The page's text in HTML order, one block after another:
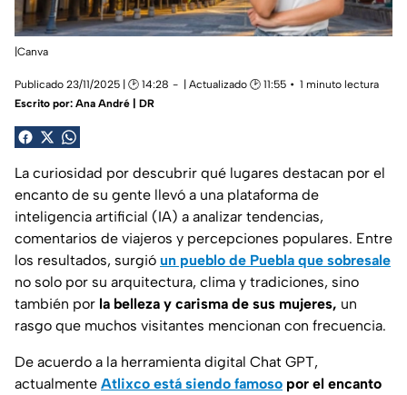
|Canva
Publicado 23/11/2025 | 🕑 14:28 | Actualizado 🕑 11:55
1 minuto lectura
Escrito por: Ana André | DR
La curiosidad por descubrir qué lugares destacan por el
encanto de su gente llevó a una plataforma de
inteligencia artificial (IA) a analizar tendencias,
comentarios de viajeros y percepciones populares. Entre
los resultados, surgió un pueblo de Puebla que sobresale
no solo por su arquitectura, clima y tradiciones, sino
también por la belleza y carisma de sus mujeres, un
rasgo que muchos visitantes mencionan con frecuencia.
De acuerdo a la herramienta digital Chat GPT,
actualmente Atlixco está siendo famoso por el encanto